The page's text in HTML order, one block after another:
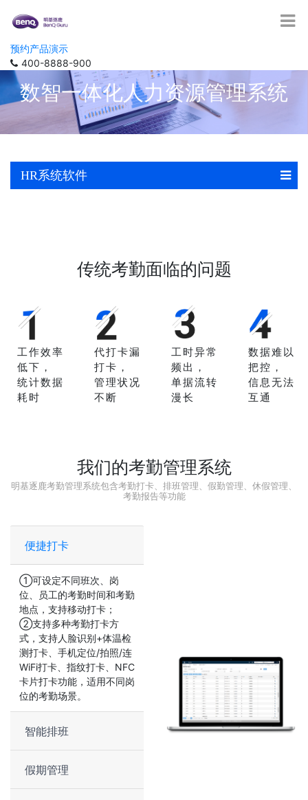
预约产品演示
400-8888-900
数智一体化人力资源管理系统
HR系统软件
传统考勤面临的问题
工作效率
低下，
统计数据
耗时
代打卡漏
打卡，
管理状况
不断
工时异常
频出，
单据流转
漫长
数据难以
把控，
信息无法
互通
我们的考勤管理系统
明基逐鹿考勤管理系统包含考勤打卡、排班管理、假勤管理、休假管理、
考勤报告等功能
便捷打卡
①可设定不同班次、岗
位、员工的考勤时间和考勤
地点，支持移动打卡；
②支持多种考勤打卡方
式，支持人脸识别+体温检
测打卡、手机定位/拍照/连
WiFi打卡、指纹打卡、NFC
卡片打卡功能，适用不同岗
位的考勤场景。
智能排班
假期管理